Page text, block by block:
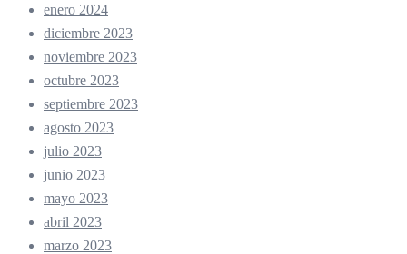
enero 2024
diciembre 2023
noviembre 2023
octubre 2023
septiembre 2023
agosto 2023
julio 2023
junio 2023
mayo 2023
abril 2023
marzo 2023